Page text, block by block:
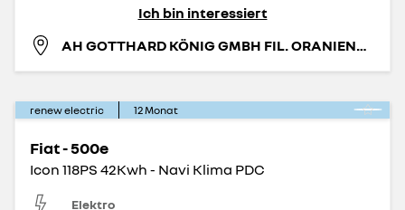
Ich bin interessiert
AH GOTTHARD KÖNIG GMBH FIL. ORANIENBURG
renew electric 12Monat
Fiat - 500e
Icon 118PS 42Kwh - Navi Klima PDC
Elektro